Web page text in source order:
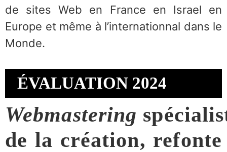
de sites Web en France en Israel en
Europe et même à l’internationnal dans le
Monde.
ÉVALUATION 2024
Webmastering
de la création, refonte